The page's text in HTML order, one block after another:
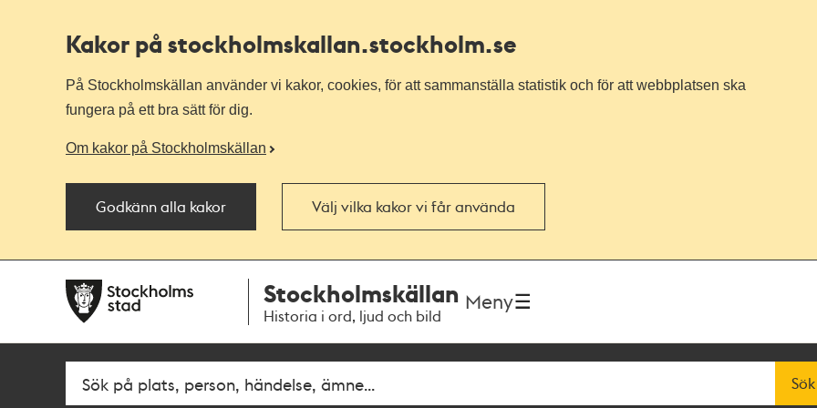
Kakor på stockholmskallan.stockholm.se
På Stockholmskällan använder vi kakor, cookies, för att sammanställa statistik och för att webbplatsen ska
fungera på ett bra sätt för dig.
Om kakor på Stockholmskällan
Godkänn alla kakor Välj vilka kakor vi får använda
navigationen
huvudinnehållet
Stockholmskällan
Historia i ord, ljud och bild
Meny
Fritextsök Sök